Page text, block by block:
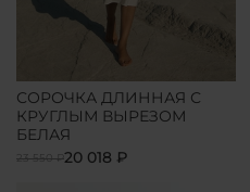
СОРОЧКА ДЛИННАЯ С
КРУГЛЫМ ВЫРЕЗОМ
БЕЛАЯ
23 550 ₽20 018 ₽